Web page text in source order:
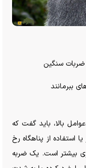
ضربات سنگین
ببرمانند
بالا، باید گفت که
استفاده از پناهگاه رخ
بیشتر است. یک ضربه